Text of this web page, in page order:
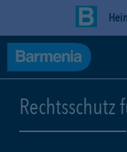
Rechtsschutz